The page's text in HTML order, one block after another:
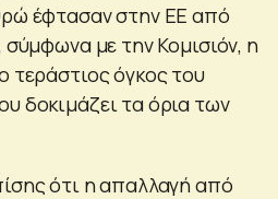
έφτασαν στην ΕΕ από
σύμφωνα με την Κομισιόν, η
τεράστιος όγκος του
δοκιμάζει τα όρια των
ότι η απαλλαγή από